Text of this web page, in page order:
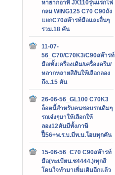
หายากอาทิ JX110รุ่นแรกไฟ
กลม WING125 C70 C90ถัง
แยกC70สต๊ารท์มือและอื่นๆ
รวม.18 คัน
11-07-
56_C70/C70K3/C90สต๊ารท์
มือ/ทั้งเครื่องเดิม/เครื่องดรีม/
หลากหลายสีสันให้เลือกลอง
ถึง..15 คัน
26-06-56_GL100 C70K3
ล็อตนี้สำหรับคนชอบรถเดิมๆ
รถเจ๋งๆมาให้เลือกให้
ลอง12คันมีทั้งภาษี
ปีี56+พ.ร.บ.มีท.บ.โอนทุกคัน
15-06-56_C70 C90สต๊ารท์
มือ(ทะเบียน.ช4444.)/ทุกสี
โดนใจทำมาเพิ่มเติมอีกแล้ว